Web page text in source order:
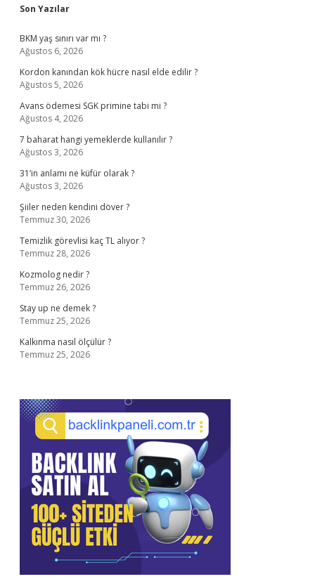
Sidebar
Son Yazılar
BKM yaş sınırı var mı ?
Ağustos 6, 2026
Kordon kanından kök hücre nasıl elde edilir ?
Ağustos 5, 2026
Avans ödemesi SGK primine tabi mi ?
Ağustos 4, 2026
7 baharat hangi yemeklerde kullanılır ?
Ağustos 3, 2026
31’in anlamı ne küfür olarak ?
Ağustos 3, 2026
Şiiler neden kendini döver ?
Temmuz 30, 2026
Temizlik görevlisi kaç TL alıyor ?
Temmuz 28, 2026
Kozmolog nedir ?
Temmuz 26, 2026
Stay up ne demek ?
Temmuz 25, 2026
Kalkınma nasıl ölçülür ?
Temmuz 25, 2026